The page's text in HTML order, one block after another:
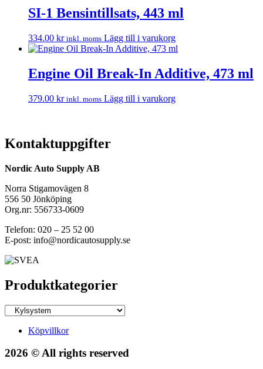
SI-1 Bensintillsats, 443 ml
334.00 kr inkl. moms Lägg till i varukorg
Engine Oil Break-In Additive, 473 ml
379.00 kr inkl. moms Lägg till i varukorg
Kontaktuppgifter
Nordic Auto Supply AB
Norra Stigamovägen 8
556 50 Jönköping
Org.nr: 556733-0609
Telefon: 020 – 25 52 00
E-post: info@nordicautosupply.se
Produktkategorier
Köpvillkor
2026 © All rights reserved